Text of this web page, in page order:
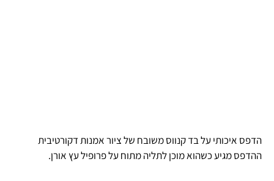
הדפס איכותי על בד קנווס משובח של ציור אמנות דקורטיבית
ההדפס מגיע כשהוא מוכן לתליה מתוח על פרופיל עץ אורן.